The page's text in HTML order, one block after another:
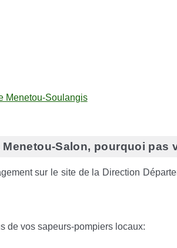
Menetou-Soulangis
Salon, pourquoi pas
sur le site de la Direction
de vos sapeurs-pompiers locaux: